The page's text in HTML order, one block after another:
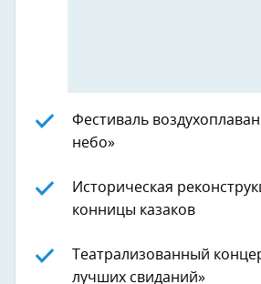
Фестиваль
небо»
Историческая
конницы казаков
Театрализованный
лучших свиданий»